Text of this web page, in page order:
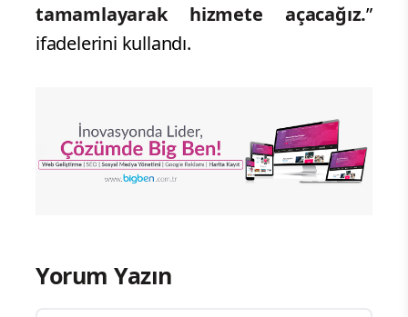
tamamlayarak hizmete açacağız.”
ifadelerini kullandı.
Yorum Yazın